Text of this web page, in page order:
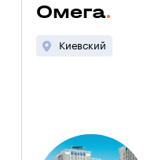
Омега
Киевский